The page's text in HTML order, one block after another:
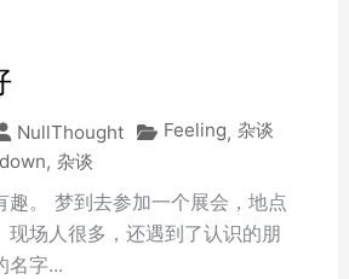
NullThought Feeling, 杂谈
, 杂谈
趣。 梦到去参加一个展会，地点
现场人很多，还遇到了认识的朋
名字...